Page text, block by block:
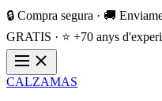
🔒 Compra segura · 🚚
GRATIS · ⭐ +70 anys
CALZAMAS